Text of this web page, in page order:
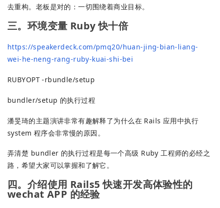
去重构。老板是对的：一切围绕着商业目标。
三。环境变量 Ruby 快十倍
https://speakerdeck.com/pmq20/huan-jing-bian-liang-
wei-he-neng-rang-ruby-kuai-shi-bei
RUBYOPT -rbundle/setup
bundler/setup 的执行过程
潘旻琦的主题演讲非常有趣解释了为什么在 Rails 应用中执行
system 程序会非常慢的原因。
弄清楚 bundler 的执行过程是每一个高级 Ruby 工程师的必经之
路，希望大家可以掌握和了解它。
四。介绍使用 Rails5 快速开发高体验性的
wechat APP 的经验